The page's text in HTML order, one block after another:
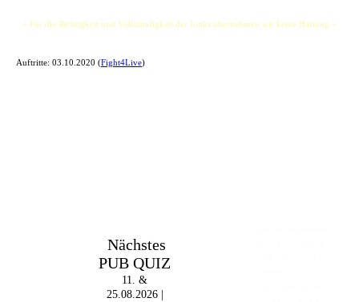
+ Für die Richtigkeit und Vollständigkeit der Links übernehmen wir keine Haftung +
Auftritte: 03.10.2020 (Fight4Live)
Nächstes
PUB QUIZ
11. &
25.08.2026 |